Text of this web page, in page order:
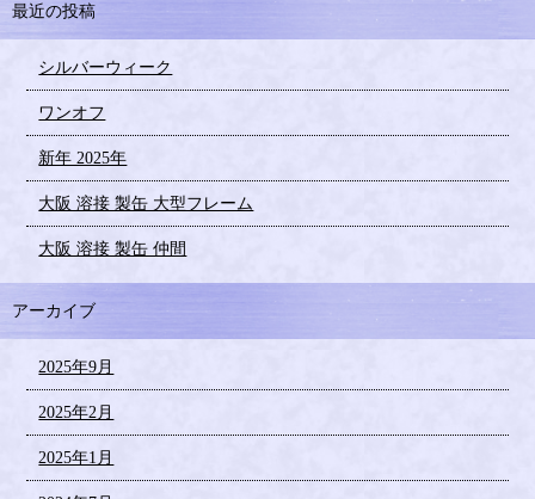
最近の投稿
シルバーウィーク
ワンオフ
新年 2025年
大阪 溶接 製缶 大型フレーム
大阪 溶接 製缶 仲間
アーカイブ
2025年9月
2025年2月
2025年1月